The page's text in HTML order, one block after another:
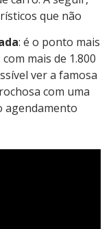
que não
: é o ponto mais
mais de 1.800
ver a famosa
com uma
agendamento